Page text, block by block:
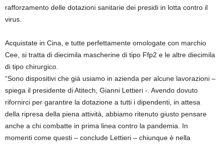
rafforzamento delle dotazioni sanitarie dei presidi in lotta contro il
virus.
Acquistate in Cina, e tutte perfettamente omologate con marchio
Cee, si tratta di diecimila mascherine di tipo Ffp2 e le altre diecimila
di tipo chirurgico.
“Sono dispositivi che già usiamo in azienda per alcune lavorazioni –
spiega il presidente di Atitech, Gianni Lettieri -. Avendo dovuto
rifornirci per garantire la dotazione a tutti i dipendenti, in attesa
della ripresa della piena attività, abbiamo ritenuto giusto pensare
anche a chi combatte in prima linea contro la pandemia. In
momenti come questi – conclude Lettieri – chiunque è nella